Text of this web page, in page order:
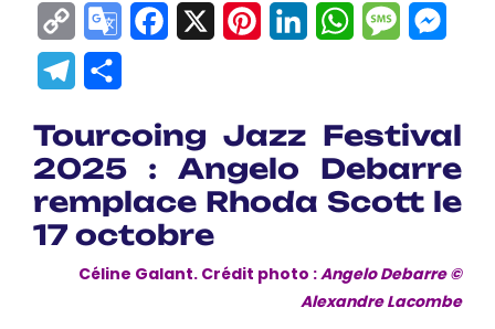
Copy
Link
GoogleFacebook
X Pinterest
LinkedInWhatsApp
Telegram
Tourcoing Jazz Festival
2025 : Angelo Debarre
remplace Rhoda Scott le
17 octobre
Céline Galant. Crédit photo :Angelo Debarre ©
Alexandre Lacombe